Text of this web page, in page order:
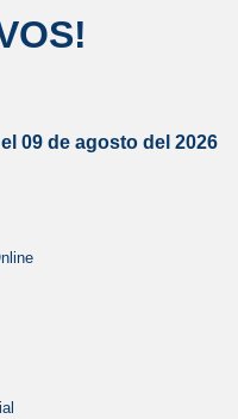
!
09 de agosto del 2026